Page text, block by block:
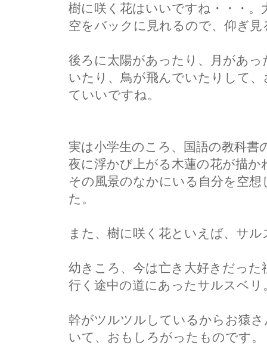
樹に咲く花はいいですね・・・。
空をバックに見れるので、仰ぎ
後ろに太陽があったり、月があ
いたり、鳥が飛んでいたりして
ていいですね。
実は小学生のころ、国語の教科
夜に浮かび上がる木蓮の花が描
その風景のなかにいる自分を空
た。
また、樹に咲く花といえば、サ
幼きころ、今は亡き大好きだっ
行く途中の道にあったサルスベリ
幹がツルツルしているからお猿
いて、おもしろがったものです。